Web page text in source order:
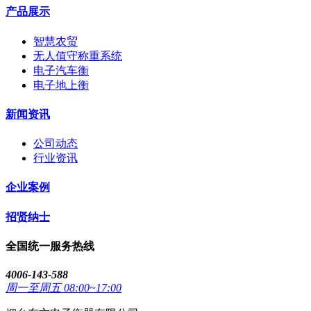
产品展示
智慧农贸
无人值守称重系统
电子汽车衡
电子地上衡
新闻资讯
公司动态
行业资讯
企业案例
招贤纳士
全国统一服务热线
4006-143-588
周一至周五 08:00~17:00